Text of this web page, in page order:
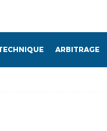
ARBITRAGE